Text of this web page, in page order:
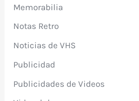
Memorabilia
Notas Retro
Noticias de VHS
Publicidad
Publicidades de Videos